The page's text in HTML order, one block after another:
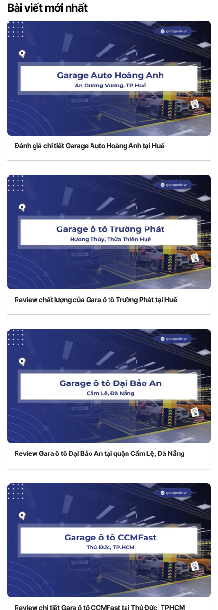
Bài viết mới nhất
Đánh giá chi tiết Garage Auto Hoàng Anh tại Huế
Review chất lượng của Gara ô tô Trường Phát tại Huế
Review Gara ô tô Đại Bảo An tại quận Cẩm Lệ, Đà Nẵng
Review chi tiết Gara ô tô CCMFast tại Thủ Đức, TPHCM